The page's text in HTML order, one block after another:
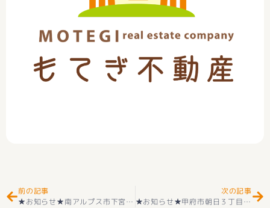
前の記事
★お知らせ★南アルプス市下宮地 住宅用地
次の記事
★お知らせ★甲府市朝日３丁目 中古 ２階戸建 住宅街の住戸 現況渡し 価格98万円 好評販売中(^^♪